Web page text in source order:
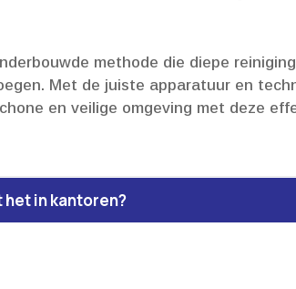
methode die diepe
Met de juiste apparatuur en
en veilige omgeving met deze
in kantoren?